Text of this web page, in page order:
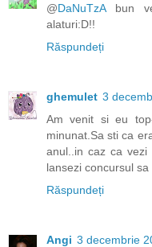
@DaNuTzAbun
alaturi:D!!
Răspundeți
ghemulet 3
Am venit si eu
minunat.Sa sti ca
anul..in caz ca
lansezi concursul
Răspundeți
Angi 3 decembrie